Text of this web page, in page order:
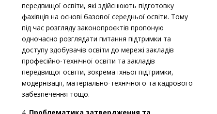
передвищої освіти, які здійснюють підготовку
фахівців на основі базової середньої освіти. Тому
під час розгляду законопроєктів пропоную
одночасно розглядати питання підтримки та
доступу здобувачів освіти до мережі закладів
професійно-технічної освіти та закладів
передвищої освіти, зокрема їхньої підтримки,
модернізації, матеріально-технічного та кадрового
забезпечення тощо.